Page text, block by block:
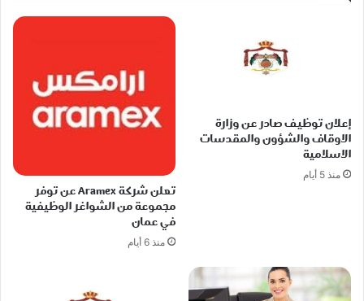
إعلان توظيف صادر عن وزارة
الاوقاف والشؤون والمقدسات
الاسلامية
منذ 5 أيام
تعلن شركة Aramex عن توفر
مجموعة من الشواغر الوظيفية
في عمان
منذ 6 أيام